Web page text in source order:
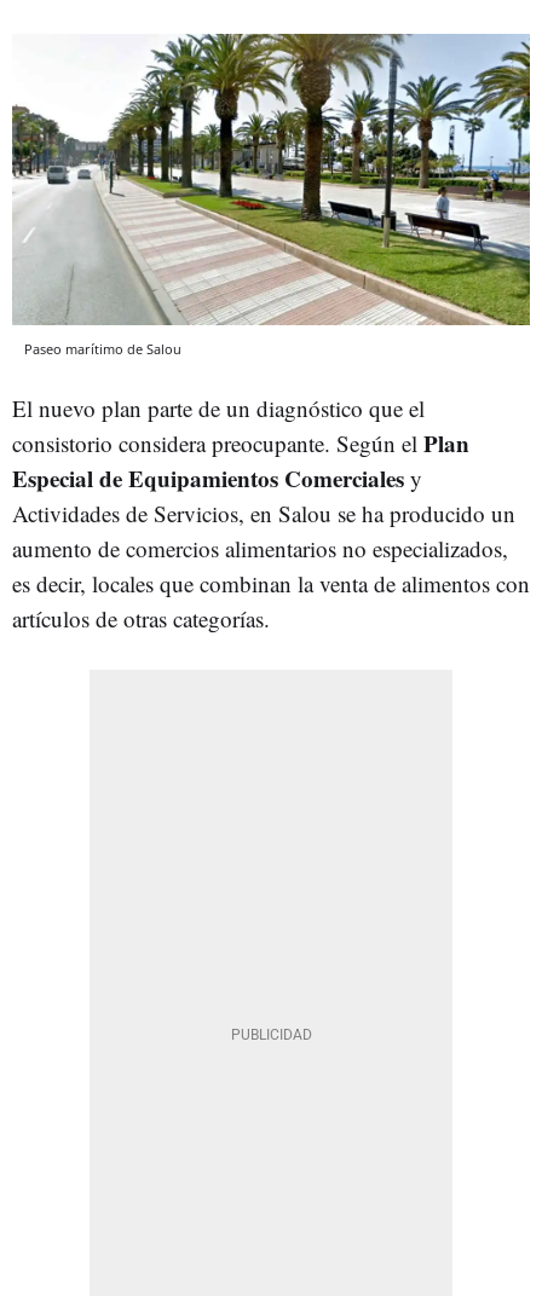
Paseo marítimo de Salou
El nuevo plan parte de un diagnóstico que el
consistorio considera preocupante. Según el Plan
Especial de Equipamientos Comerciales y
Actividades de Servicios, en Salou se ha producido un
aumento de comercios alimentarios no especializados,
es decir, locales que combinan la venta de alimentos con
artículos de otras categorías.